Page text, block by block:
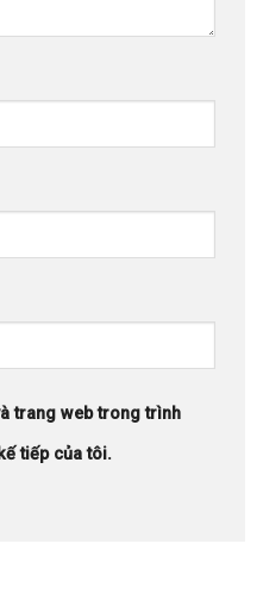
trang web trong trình
tiếp của tôi.